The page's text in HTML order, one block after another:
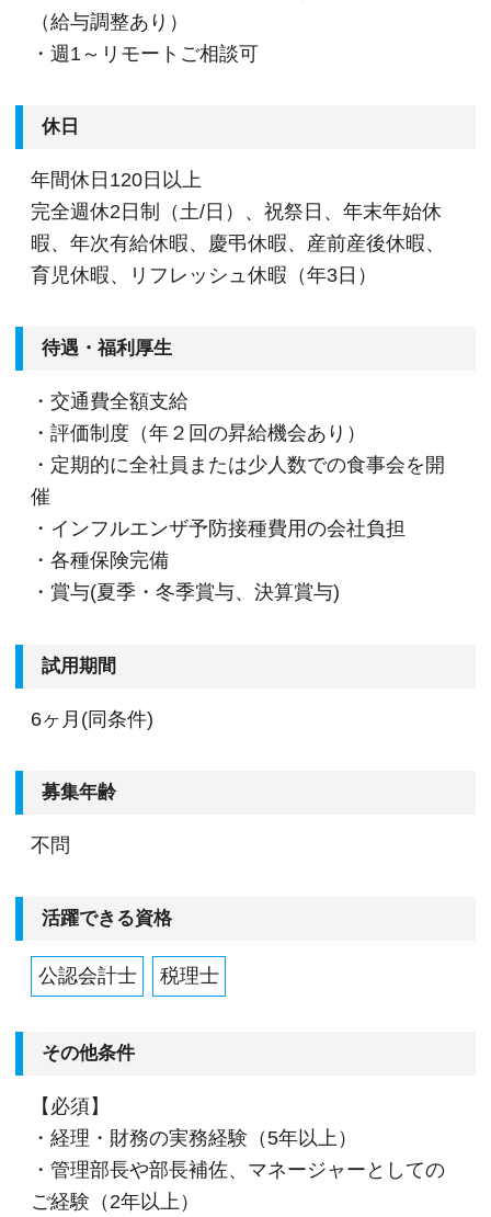
（給与調整あり）
・週1～リモートご相談可
休日
年間休日120日以上
完全週休2日制（土/日）、祝祭日、年末年始休
暇、年次有給休暇、慶弔休暇、産前産後休暇、
育児休暇、リフレッシュ休暇（年3日）
待遇・福利厚生
・交通費全額支給
・評価制度（年２回の昇給機会あり）
・定期的に全社員または少人数での食事会を開
催
・インフルエンザ予防接種費用の会社負担
・各種保険完備
・賞与(夏季・冬季賞与、決算賞与)
試用期間
6ヶ月(同条件)
募集年齢
不問
活躍できる資格
公認会計士 税理士
その他条件
【必須】
・経理・財務の実務経験（5年以上）
・管理部長や部長補佐、マネージャーとしての
ご経験（2年以上）